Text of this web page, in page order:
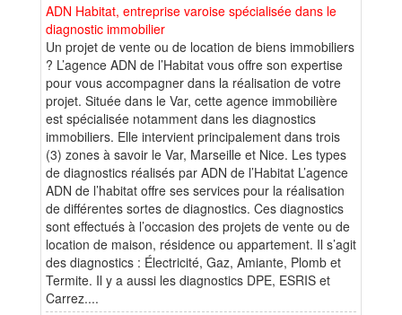
ADN Habitat, entreprise varoise spécialisée dans le
diagnostic immobilier
Un projet de vente ou de location de biens immobiliers
? L’agence ADN de l’Habitat vous offre son expertise
pour vous accompagner dans la réalisation de votre
projet. Située dans le Var, cette agence immobilière
est spécialisée notamment dans les diagnostics
immobiliers. Elle intervient principalement dans trois
(3) zones à savoir le Var, Marseille et Nice. Les types
de diagnostics réalisés par ADN de l’Habitat L’agence
ADN de l’habitat offre ses services pour la réalisation
de différentes sortes de diagnostics. Ces diagnostics
sont effectués à l’occasion des projets de vente ou de
location de maison, résidence ou appartement. Il s’agit
des diagnostics : Électricité, Gaz, Amiante, Plomb et
Termite. Il y a aussi les diagnostics DPE, ESRIS et
Carrez....